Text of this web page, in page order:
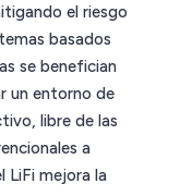
el riesgo
basados
se benefician
un entorno de
libre de las
a
LiFi mejora la